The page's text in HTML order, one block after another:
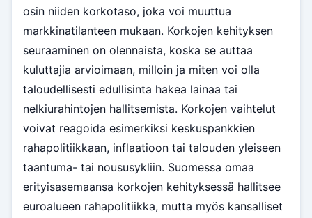
osin niiden korkotaso, joka voi muuttua
markkinatilanteen mukaan. Korkojen kehityksen
seuraaminen on olennaista, koska se auttaa
kuluttajia arvioimaan, milloin ja miten voi olla
taloudellisesti edullisinta hakea lainaa tai
nelkiurahintojen hallitsemista. Korkojen vaihtelut
voivat reagoida esimerkiksi keskuspankkien
rahapolitiikkaan, inflaatioon tai talouden yleiseen
taantuma- tai noususykliin. Suomessa omaa
erityisasemaansa korkojen kehityksessä hallitsee
euroalueen rahapolitiikka, mutta myös kansalliset